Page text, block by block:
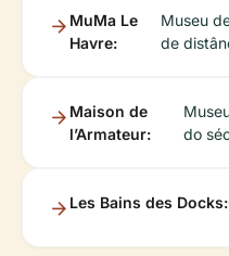
MuMa Le
Havre:
Museu
de
Maison de
l’Armateur:
do
Les Bains des Docks: